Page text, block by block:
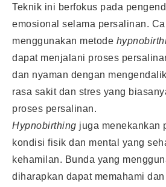
Teknik ini berfokus pada
emosional selama persalinan.
menggunakan metode
dapat menjalani proses
dan nyaman dengan
rasa sakit dan stres yang
proses persalinan.
Hypnobirthing juga menekankan
kondisi fisik dan mental yang
kehamilan. Bunda yang
diharapkan dapat memahami